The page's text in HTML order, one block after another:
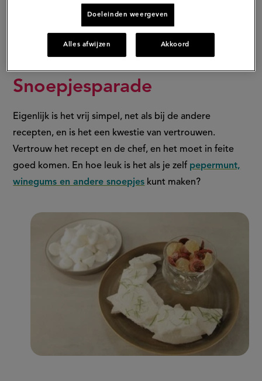
Snoepjesparade
Eigenlijk is het vrij simpel, net als bij de andere
recepten, en is het een kwestie van vertrouwen.
Vertrouw het recept en de chef, en het moet in feite
goed komen. En hoe leuk is het als je zelf pepermunt,
winegums en andere snoepjes kunt maken?
Doeleinden weergeven
Alles afwijzen Akkoord